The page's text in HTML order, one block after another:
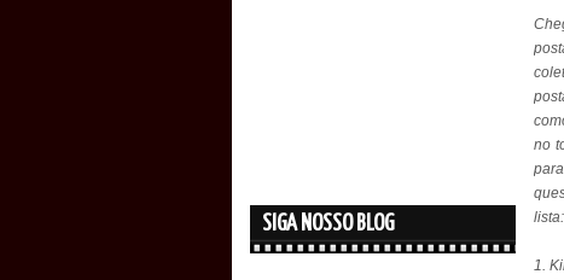
SIGA NOSSO BLOG
no
lista:
1.